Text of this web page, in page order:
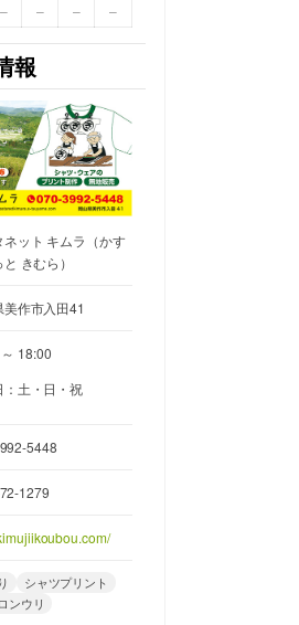
– – – –
報
ネット キムラ（かす
きむら）
美作市入田41
18:00
：土・日・祝
5448
1279
シャツプリント
ンウリ